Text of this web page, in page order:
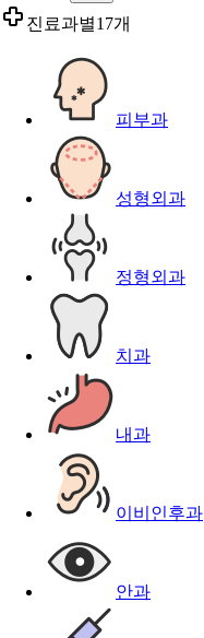
진료과별17개
피부과
성형외과
정형외과
치과
내과
이비인후과
안과